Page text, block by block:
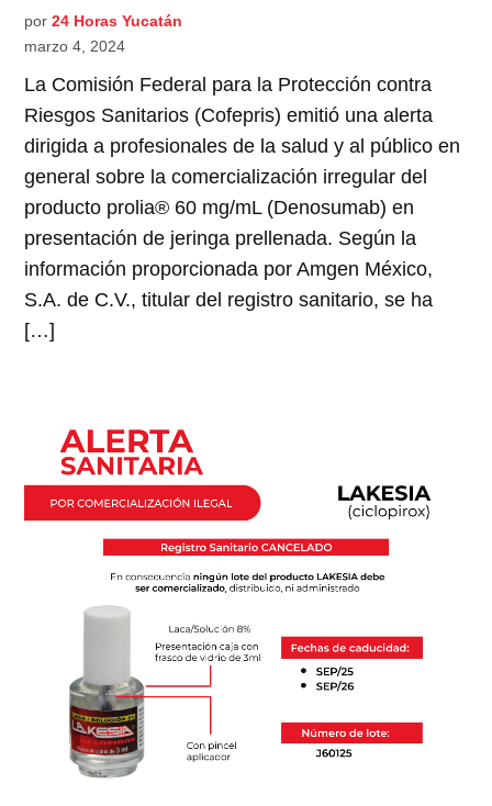
por 24 Horas Yucatán
marzo 4, 2024
La Comisión Federal para la Protección contra
Riesgos Sanitarios (Cofepris) emitió una alerta
dirigida a profesionales de la salud y al público en
general sobre la comercialización irregular del
producto prolia® 60 mg/mL (Denosumab) en
presentación de jeringa prellenada. Según la
información proporcionada por Amgen México,
S.A. de C.V., titular del registro sanitario, se ha
[…]